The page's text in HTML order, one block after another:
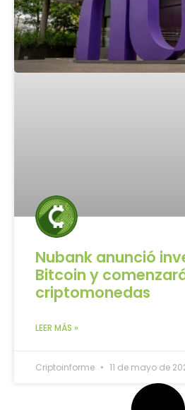
Nubank anunció
Bitcoin y
criptomonedas
LEER MÁS »
Criptoinforme 11 de mayo de